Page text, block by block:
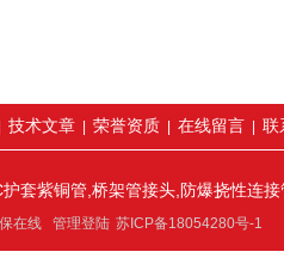
技术文章| 荣誉资质| 在线留言 联
套紫铜管,桥架管接头,防爆挠性连接
在线 管理登陆 苏ICP备18054280号-1